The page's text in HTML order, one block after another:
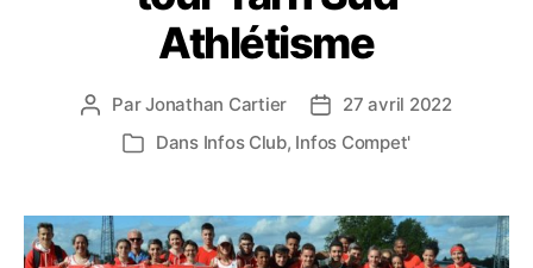
Athlétisme
Auteur
l’article
ParJonathan Cartier
Date27 avril 2022
Catégories
Dans Infos Club, Infos Compet'